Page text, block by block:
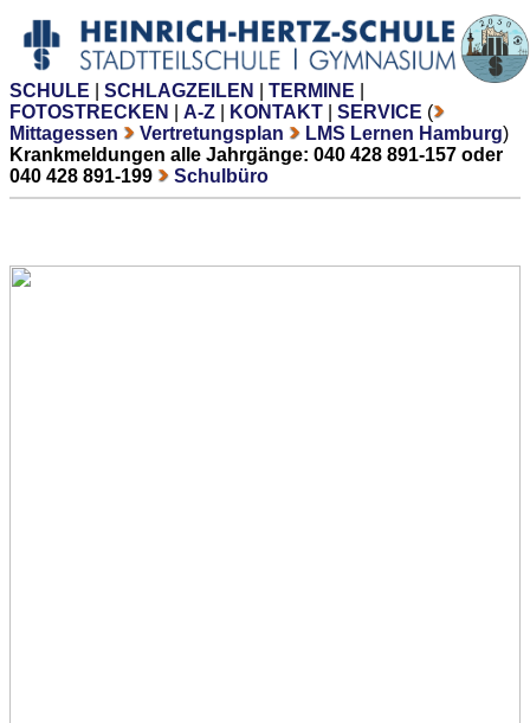
SCHULE SCHLAGZEILEN TERMINE
FOTOSTRECKEN
A-Z KONTAKT SERVICE (
Mittagessen
Vertretungsplan LMS Lernen Hamburg)
Krankmeldungen alle Jahrgänge: 040 428 891-157 oder
040 428 891-199
Schulbüro